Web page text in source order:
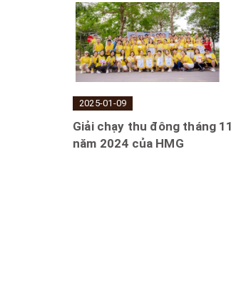
2025-01-09
Giải chạy thu đông tháng 11
năm 2024 của HMG